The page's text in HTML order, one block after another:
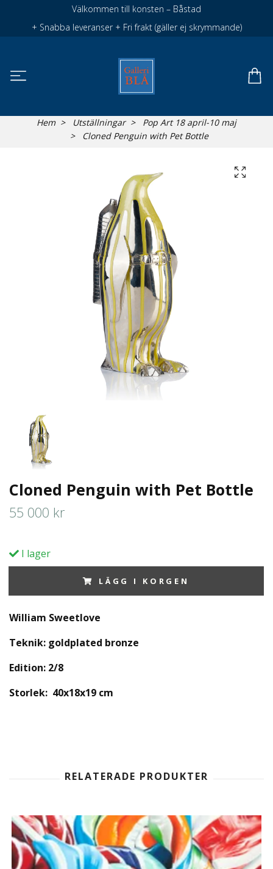
Välkommen till konsten – Båstad
+ Snabba leveranser + Fri frakt (gäller ej skrymmande)
Hem Utställningar
Pop Art 18 april-10 maj
Cloned Penguin with Pet Bottle
Cloned Penguin with Pet Bottle
55 000 kr
I lager
LÄGG I KORGEN
William Sweetlove
Teknik: goldplated bronze
Edition: 2/8
Storlek: 40x18x19 cm